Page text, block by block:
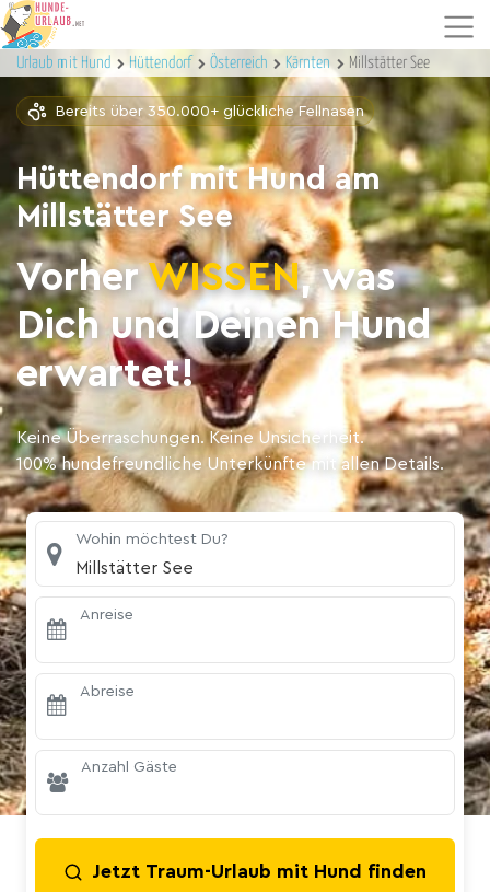
Urlaub mit Hund Hüttendorf Österreich Kärnten Millstätter See
Bereits über 350.000+ glückliche Fellnasen
Hüttendorf mit Hund am
Millstätter See
VorherWISSEN, was
Dich und Deinen Hund
erwartet!
Keine Überraschungen. Keine Unsicherheit.
100% hundefreundliche Unterkünfte mit allen Details.
Wohin möchtest Du?
Millstätter See
Anreise
Abreise
Anzahl Gäste
Jetzt Traum-Urlaub mit Hund finden